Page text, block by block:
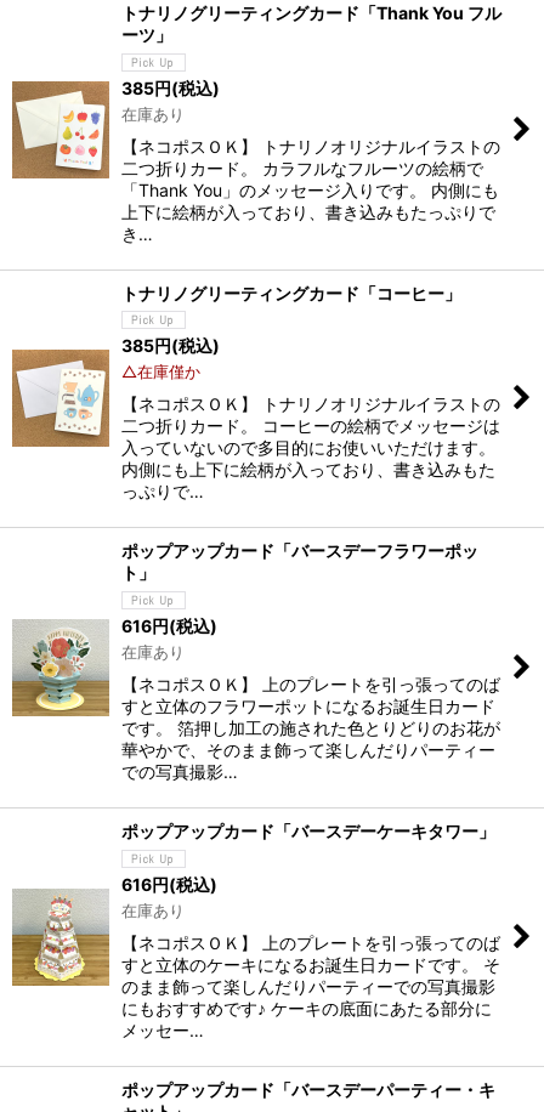
トナリノグリーティングカード「Thank You フル
ーツ」
385円(税込)
在庫あり
【ネコポスＯＫ】 トナリノオリジナルイラストの
二つ折りカード。 カラフルなフルーツの絵柄で
「Thank You」のメッセージ入りです。 内側にも
上下に絵柄が入っており、書き込みもたっぷりで
き…
トナリノグリーティングカード「コーヒー」
385円(税込)
△在庫僅か
【ネコポスＯＫ】 トナリノオリジナルイラストの
二つ折りカード。 コーヒーの絵柄でメッセージは
入っていないので多目的にお使いいただけます。
内側にも上下に絵柄が入っており、書き込みもた
っぷりで…
ポップアップカード「バースデーフラワーポッ
ト」
616円(税込)
在庫あり
【ネコポスＯＫ】 上のプレートを引っ張ってのば
すと立体のフラワーポットになるお誕生日カード
です。 箔押し加工の施された色とりどりのお花が
華やかで、そのまま飾って楽しんだりパーティー
での写真撮影…
ポップアップカード「バースデーケーキタワー」
616円(税込)
在庫あり
【ネコポスＯＫ】 上のプレートを引っ張ってのば
すと立体のケーキになるお誕生日カードです。 そ
のまま飾って楽しんだりパーティーでの写真撮影
にもおすすめです♪ ケーキの底面にあたる部分に
メッセー…
ポップアップカード「バースデーパーティー・キ